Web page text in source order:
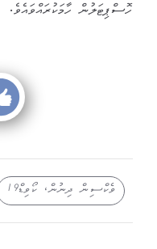
ހޮސްޕިޓަލުން ހާމަކުރައްވައެވެ.
ވެކްސިން ދިނުން، ކޯވިޑް19